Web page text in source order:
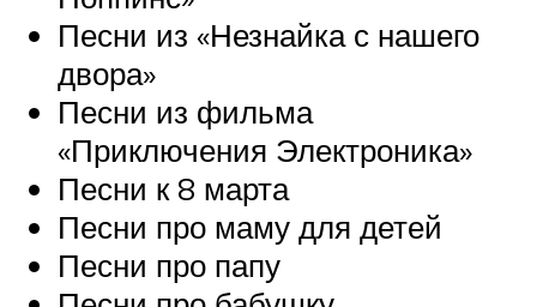
Песни из «Незнайка с нашего
двора»
Песни из фильма
«Приключения Электроника»
Песни к 8 марта
Песни про маму для детей
Песни про папу